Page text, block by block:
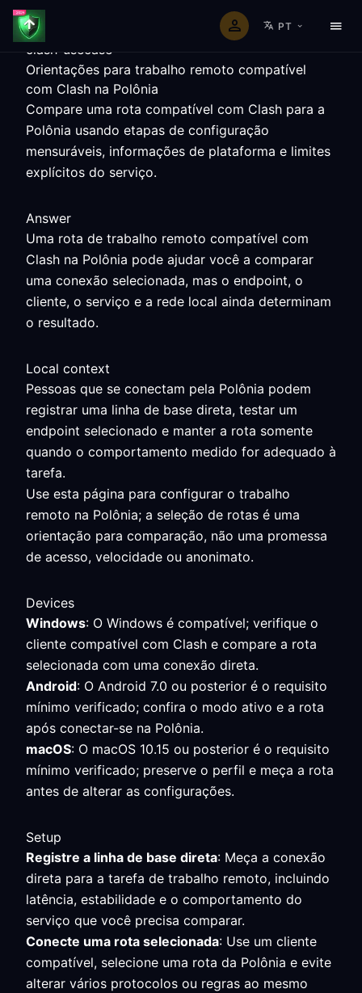
PT
clash-usecase
Orientações para trabalho remoto compatível
com Clash na Polônia
Compare uma rota compatível com Clash para a
Polônia usando etapas de configuração
mensuráveis, informações de plataforma e limites
explícitos do serviço.
Answer
Uma rota de trabalho remoto compatível com
Clash na Polônia pode ajudar você a comparar
uma conexão selecionada, mas o endpoint, o
cliente, o serviço e a rede local ainda determinam
o resultado.
Local context
Pessoas que se conectam pela Polônia podem
registrar uma linha de base direta, testar um
endpoint selecionado e manter a rota somente
quando o comportamento medido for adequado à
tarefa.
Use esta página para configurar o trabalho
remoto na Polônia; a seleção de rotas é uma
orientação para comparação, não uma promessa
de acesso, velocidade ou anonimato.
Devices
Windows: O Windows é compatível; verifique o
cliente compatível com Clash e compare a rota
selecionada com uma conexão direta.
Android: O Android 7.0 ou posterior é o requisito
mínimo verificado; confira o modo ativo e a rota
após conectar-se na Polônia.
macOS: O macOS 10.15 ou posterior é o requisito
mínimo verificado; preserve o perfil e meça a rota
antes de alterar as configurações.
Setup
Registre a linha de base direta: Meça a conexão
direta para a tarefa de trabalho remoto, incluindo
latência, estabilidade e o comportamento do
serviço que você precisa comparar.
Conecte uma rota selecionada: Use um cliente
compatível, selecione uma rota da Polônia e evite
alterar vários protocolos ou regras ao mesmo